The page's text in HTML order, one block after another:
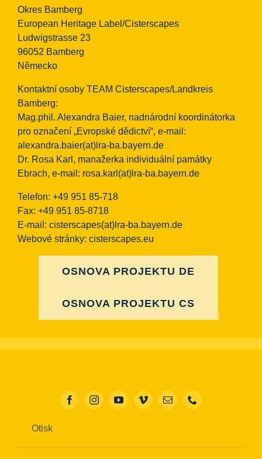
Okres Bamberg
European Heritage Label/Cisterscapes
Ludwigstrasse 23
96052 Bamberg
Německo
Kontaktní osoby TEAM Cisterscapes/Landkreis
Bamberg:
Mag.phil. Alexandra Baier, nadnárodní koordinátorka
pro označení „Evropské dědictví“, e-mail:
alexandra.baier(at)lra-ba.bayern.de
Dr. Rosa Karl, manažerka individuální památky
Ebrach, e-mail: rosa.karl(at)lra-ba.bayern.de
Telefon: +49 951 85-718
Fax: +49 951 85-8718
E-mail: cisterscapes(at)lra-ba.bayern.de
Webové stránky: cisterscapes.eu
OSNOVA PROJEKTU DE
OSNOVA PROJEKTU CS
Otisk